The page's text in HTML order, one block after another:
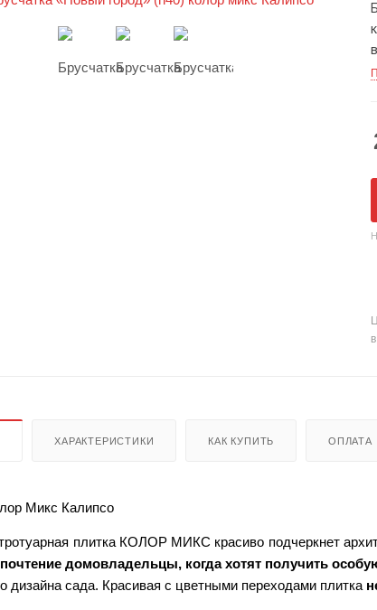
ХАРАКТЕРИСТИКИ КАК КУПИТЬ ОПЛАТА
Микс Калипсо
плитка КОЛОР МИКС красиво подчеркнет
домовладельцы, когда хотят получить
дизайна сада. Красивая с цветными переходами плитка